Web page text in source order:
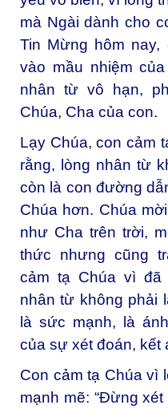
mà Ngài dành cho
Tin Mừng hôm
vào mầu nhiệm
nhân từ vô hạn,
Chúa, Cha của con.
Lạy Chúa, con cảm
rằng, lòng nhân từ
còn là con đường
Chúa hơn. Chúa
như Cha trên trời,
thức nhưng cũng
cảm tạ Chúa vì đã
nhân từ không phải
là sức mạnh, là
của sự xét đoán, kết
Con cảm tạ Chúa vì
mạnh mẽ: “Đừng